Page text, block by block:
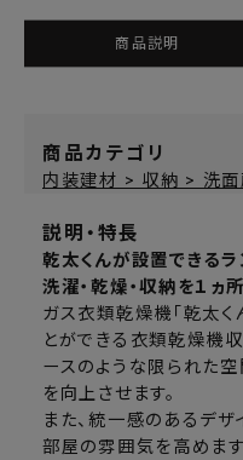
商品説明
商品カテゴリ
内装建材 > 収納 > 洗面
説明・特長
乾太くんが設置できるラ
洗濯・乾燥・収納を１ヵ
ガス衣類乾燥機「乾太
とができる衣類乾燥機
ースのような限られた
を向上させます。
また、統一感のあるデザ
部屋の雰囲気を高めます